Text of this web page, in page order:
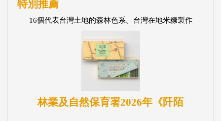
特別推薦
16個代表台灣土地的森林色系。台灣在地米糠製作
林業及自然保育署2026年《阡陌